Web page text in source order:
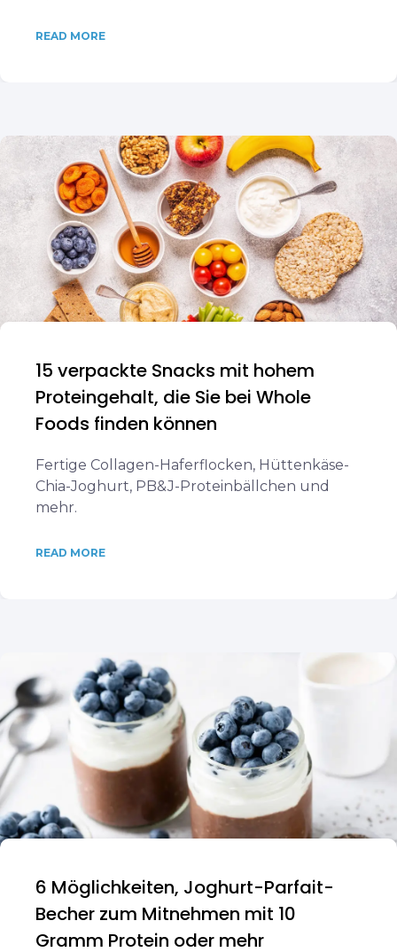
READ MORE
15 verpackte Snacks mit hohem
Proteingehalt, die Sie bei Whole
Foods finden können
Fertige Collagen-Haferflocken, Hüttenkäse-
Chia-Joghurt, PB&J-Proteinbällchen und
mehr.
READ MORE
6 Möglichkeiten, Joghurt-Parfait-
Becher zum Mitnehmen mit 10
Gramm Protein oder mehr